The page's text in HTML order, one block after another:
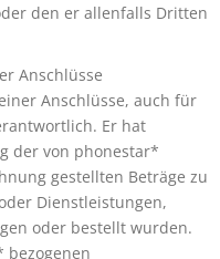
den er allenfalls Dritten
Anschlüsse
Anschlüsse, auch für
Er hat
der von phonestar*
gestellten Beträge zu
Dienstleistungen,
oder bestellt wurden.
bezogenen